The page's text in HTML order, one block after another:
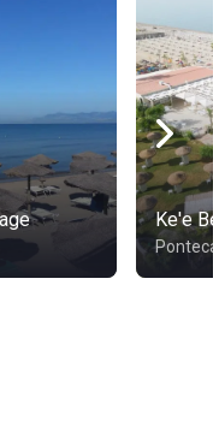
Ke'e